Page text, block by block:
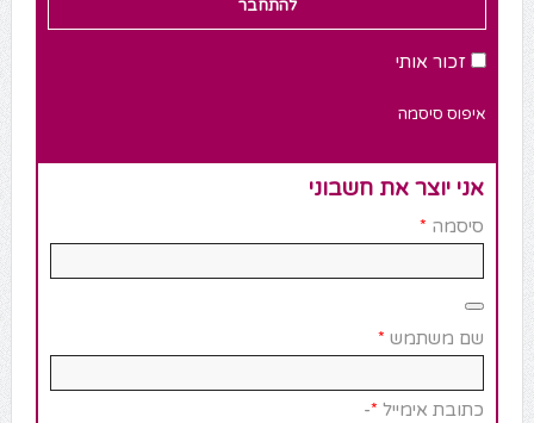
זכור אותי
איפוס סיסמה
אני יוצר את חשבוני
סיסמה *
שם משתמש *
כתובת אימייל *
-